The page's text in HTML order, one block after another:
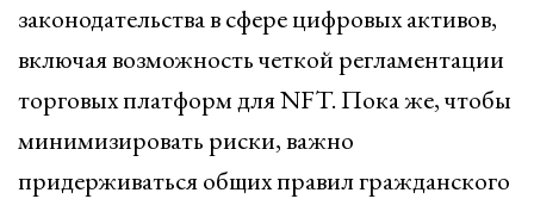
законодательства в сфере цифровых активов,
включая возможность четкой регламентации
торговых платформ для NFT. Пока же, чтобы
минимизировать риски, важно
придерживаться общих правил гражданского